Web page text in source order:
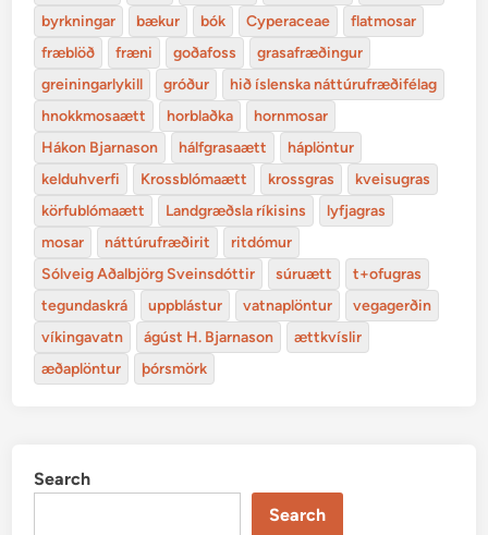
byrkningar
bækur bók Cyperaceae
flatmosar
fræblöð
fræni goðafoss
grasafræðingur
greiningarlykill
gróður
hið íslenska náttúrufræðifélag
hnokkmosaætt
horblaðka
hornmosar
Hákon Bjarnason
hálfgrasaætt
háplöntur
kelduhverfi
Krossblómaætt krossgras
kveisugras
körfublómaætt
Landgræðsla ríkisins
lyfjagras
mosar
náttúrufræðirit
ritdómur
Sólveig Aðalbjörg Sveinsdóttir
súruætt
t+ofugras
tegundaskrá
uppblástur vatnaplöntur
vegagerðin
víkingavatn
ágúst H. Bjarnason
ættkvíslir
æðaplöntur
þórsmörk
Search
Search